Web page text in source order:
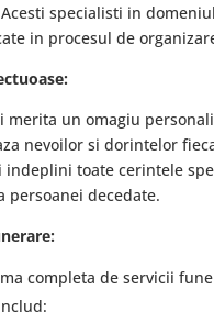
specialisti in
in procesul de
merita un omagiu
nevoilor si dorintelor
toate cerintele
persoanei decedate.
completa de servicii